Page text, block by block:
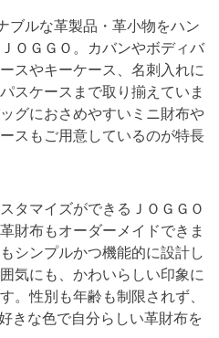
ブルな革製品・革小物をハン
ＯＧＧＯ。カバンやボディバ
スやキーケース、名刺入れに
スケースまで取り揃えていま
グにおさめやすいミニ財布や
スもご用意しているのが特長
タマイズができるＪＯＧＧＯ
財布もオーダーメイドできま
シンプルかつ機能的に設計し
気にも、かわいらしい印象に
。性別も年齢も制限されず、
きな色で自分らしい革財布を